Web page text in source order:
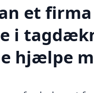
et
i
hjælpe